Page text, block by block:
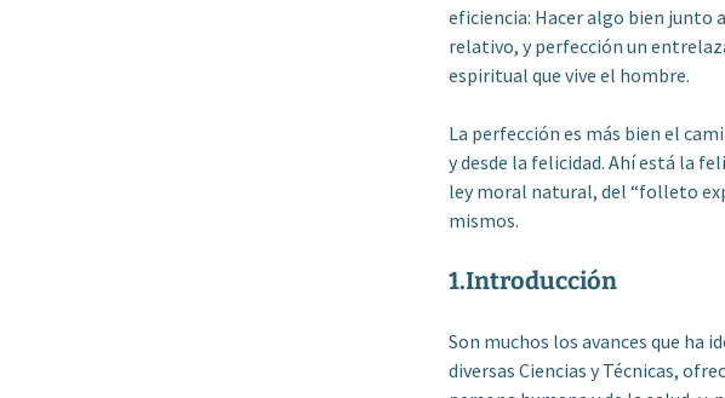
eficiencia: Hacer algo bien junto
relativo, y perfección un
espiritual que vive el hombre.
La perfección es más bien el
y desde la felicidad. Ahí está la
ley moral natural, del “folleto
mismos.
1.Introducción
Son muchos los avances que ha
diversas Ciencias y Técnicas,